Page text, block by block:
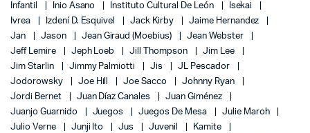
Infantil
Inio Asano Instituto Cultural De León
Isekai
Ivrea
Izdení D. Esquivel Jack Kirby
Jaime Hernandez
Jan
Jason Jean Giraud (Moebius)
Jean Webster
Jeff Lemire
Jeph Loeb Jill Thompson
Jim Lee
Jim Starlin
Jimmy Palmiotti Jis
JL Pescador
Jodorowsky
Joe Hill Joe Sacco
Johnny Ryan
Jordi Bernet
Juan Díaz Canales
Juan Giménez
Juanjo Guarnido
Juegos Juegos De Mesa
Julie Maroh
Julio Verne
Junji Ito Jus Juvenil
Kamite